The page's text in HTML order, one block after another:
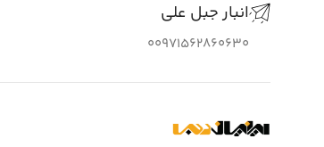
انبار جبل علی
00971562860630